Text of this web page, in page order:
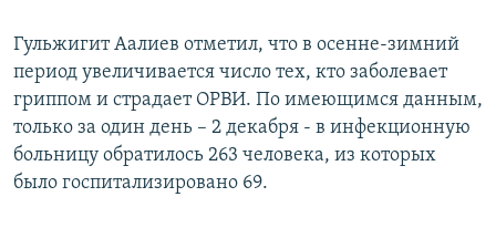
Гульжигит Аалиев отметил, что в осенне-зимний
период увеличивается число тех, кто заболевает
гриппом и страдает ОРВИ. По имеющимся данным,
только за один день – 2 декабря - в инфекционную
больницу обратилось 263 человека, из которых
было госпитализировано 69.